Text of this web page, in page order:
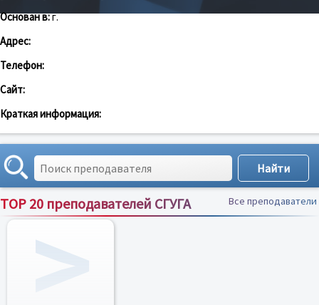
Основан в:г.
Адрес:
Телефон:
Сайт:
Краткая информация:
TOP 20 преподавателей СГУГА Все преподаватели